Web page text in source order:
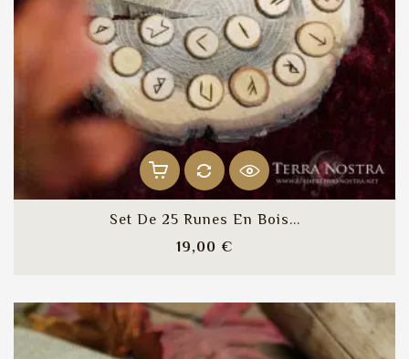
Set De 25 Runes En Bois...
19,00 €